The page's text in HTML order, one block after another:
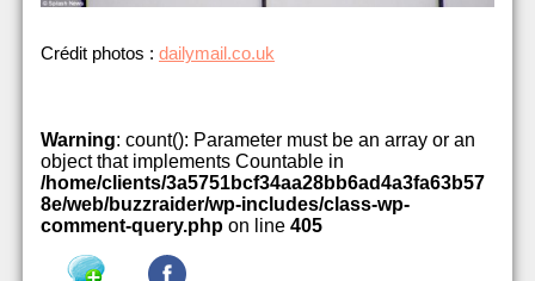
Crédit photos : dailymail.co.uk
Warning: count(): Parameter must be an array or an
object that implements Countable in
/home/clients/3a5751bcf34aa28bb6ad4a3fa63b57
8e/web/buzzraider/wp-includes/class-wp-
comment-query.php on line 405